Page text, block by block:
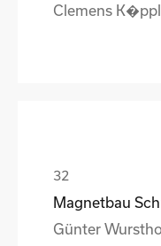
Clemens K�ppl
Magnetbau
Günter